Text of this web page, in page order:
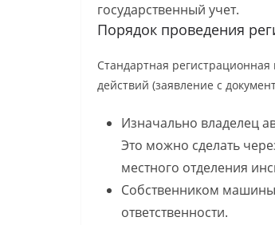
государственный учет.
Порядок проведения
Стандартная
действий (заявление с
Изначально владелец
Это можно сделать
местного отделения
Собственником машины
ответственности.